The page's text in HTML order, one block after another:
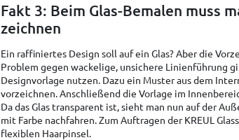
Fakt 3: Beim Glas-Bemalen muss
zeichnen
Ein raffiniertes Design soll auf ein Glas? Aber die
Problem gegen wackelige, unsichere Linienführung
Designvorlage nutzen. Dazu ein Muster aus dem
vorzeichnen. Anschließend die Vorlage im
Da das Glas transparent ist, sieht man nun auf der
mit Farbe nachfahren. Zum Auftragen der KREUL
flexiblen Haarpinsel.